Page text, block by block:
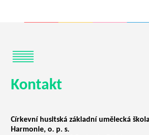
Kontakt
Církevní husitská základní umělecká škola
Harmonie, o. p. s.